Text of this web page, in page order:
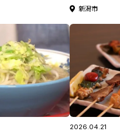
新潟市
2026.04.21